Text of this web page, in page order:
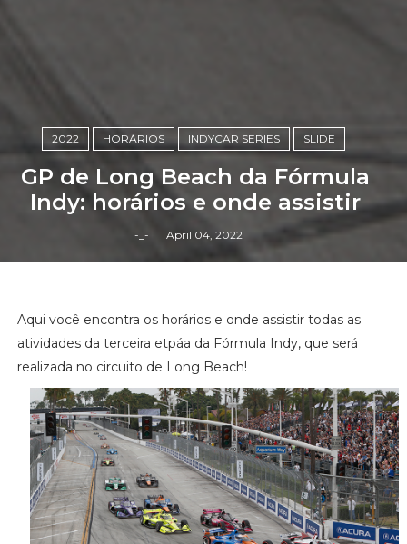
2022 HORÁRIOS INDYCAR SERIES SLIDE
GP de Long Beach da Fórmula
Indy: horários e onde assistir
-_- April 04, 2022
Aqui você encontra os horários e onde assistir todas as
atividades da terceira etpáa da Fórmula Indy, que será
realizada no circuito de Long Beach!